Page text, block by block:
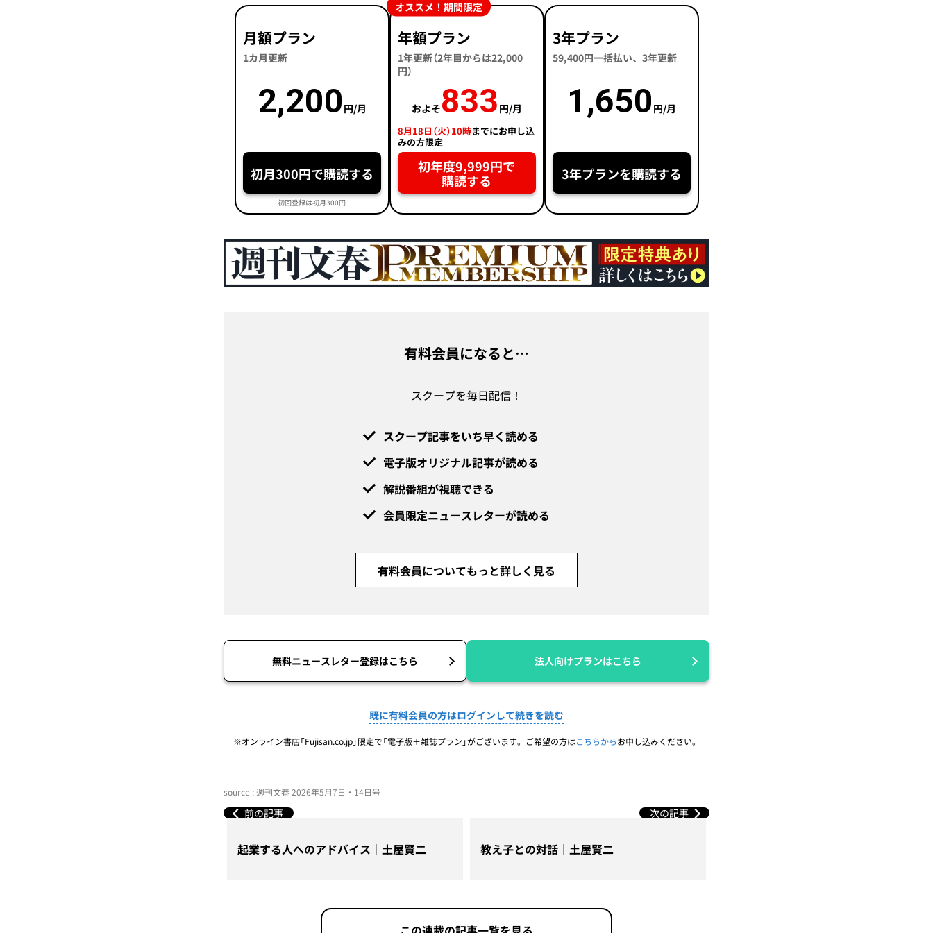
月額プラン
1カ月更新
2,200 円/月
初月300円で購読する
初回登録は初月300円
年額プラン
1年更新（2年目からは22,000
円）
およそ833 円/月
8月18日（火）10時までにお申し込
みの方限定
初年度9,999円で
購読する
オススメ！期間限定
3年プラン
59,400円一括払い、3年更新
1,650 円/月
3年プランを購読する
有料会員になると…
スクープを毎日配信！
スクープ記事をいち早く読める
電子版オリジナル記事が読める
解説番組が視聴できる
会員限定ニュースレターが読める
有料会員についてもっと詳しく見る
無料ニュースレター登録はこちら 法人向けプランはこちら
既に有料会員の方はログインして続きを読む
※オンライン書店「Fujisan.co.jp」限定で「電子版＋雑誌プラン」がございます。ご希望の方はこちらからお申し込みください。
source : 週刊文春 2026年5月7日・14日号
前の記事
起業する人へのアドバイス｜土屋賢二
次の記事
教え子との対話｜土屋賢二